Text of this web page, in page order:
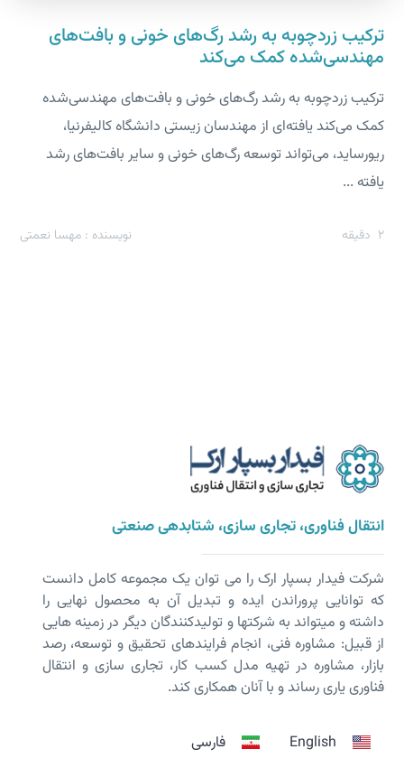
ترکیب زردچوبه به رشد رگ‌های خونی و بافت‌های
مهندسی‌شده کمک می‌کند
ترکیب زردچوبه به رشد رگ‌های خونی و بافت‌های مهندسی‌شده
کمک می‌کند یافته‌ای از مهندسان زیستی دانشگاه کالیفرنیا،
ریورساید، می‌تواند توسعه رگ‌های خونی و سایر بافت‌های رشد
یافته ...
2 دقیقه نویسنده : مهسا نعمتی
انتقال فناوری، تجاری سازی، شتابدهی صنعتی
شرکت فیدار بسپار ارک را می توان یک مجموعه کامل دانست
که توانایی پروراندن ایده و تبدیل آن به محصول نهایی را
داشته و می­تواند به شرکت­ها و تولیدکنندگان دیگر در زمینه هایی
از قبیل: مشاوره فنی، انجام فرایندهای تحقیق و توسعه، رصد
بازار، مشاوره در تهیه مدل کسب کار، تجاری سازی و انتقال
فناوری یاری رساند و با آنان همکاری کند.
English فارسی